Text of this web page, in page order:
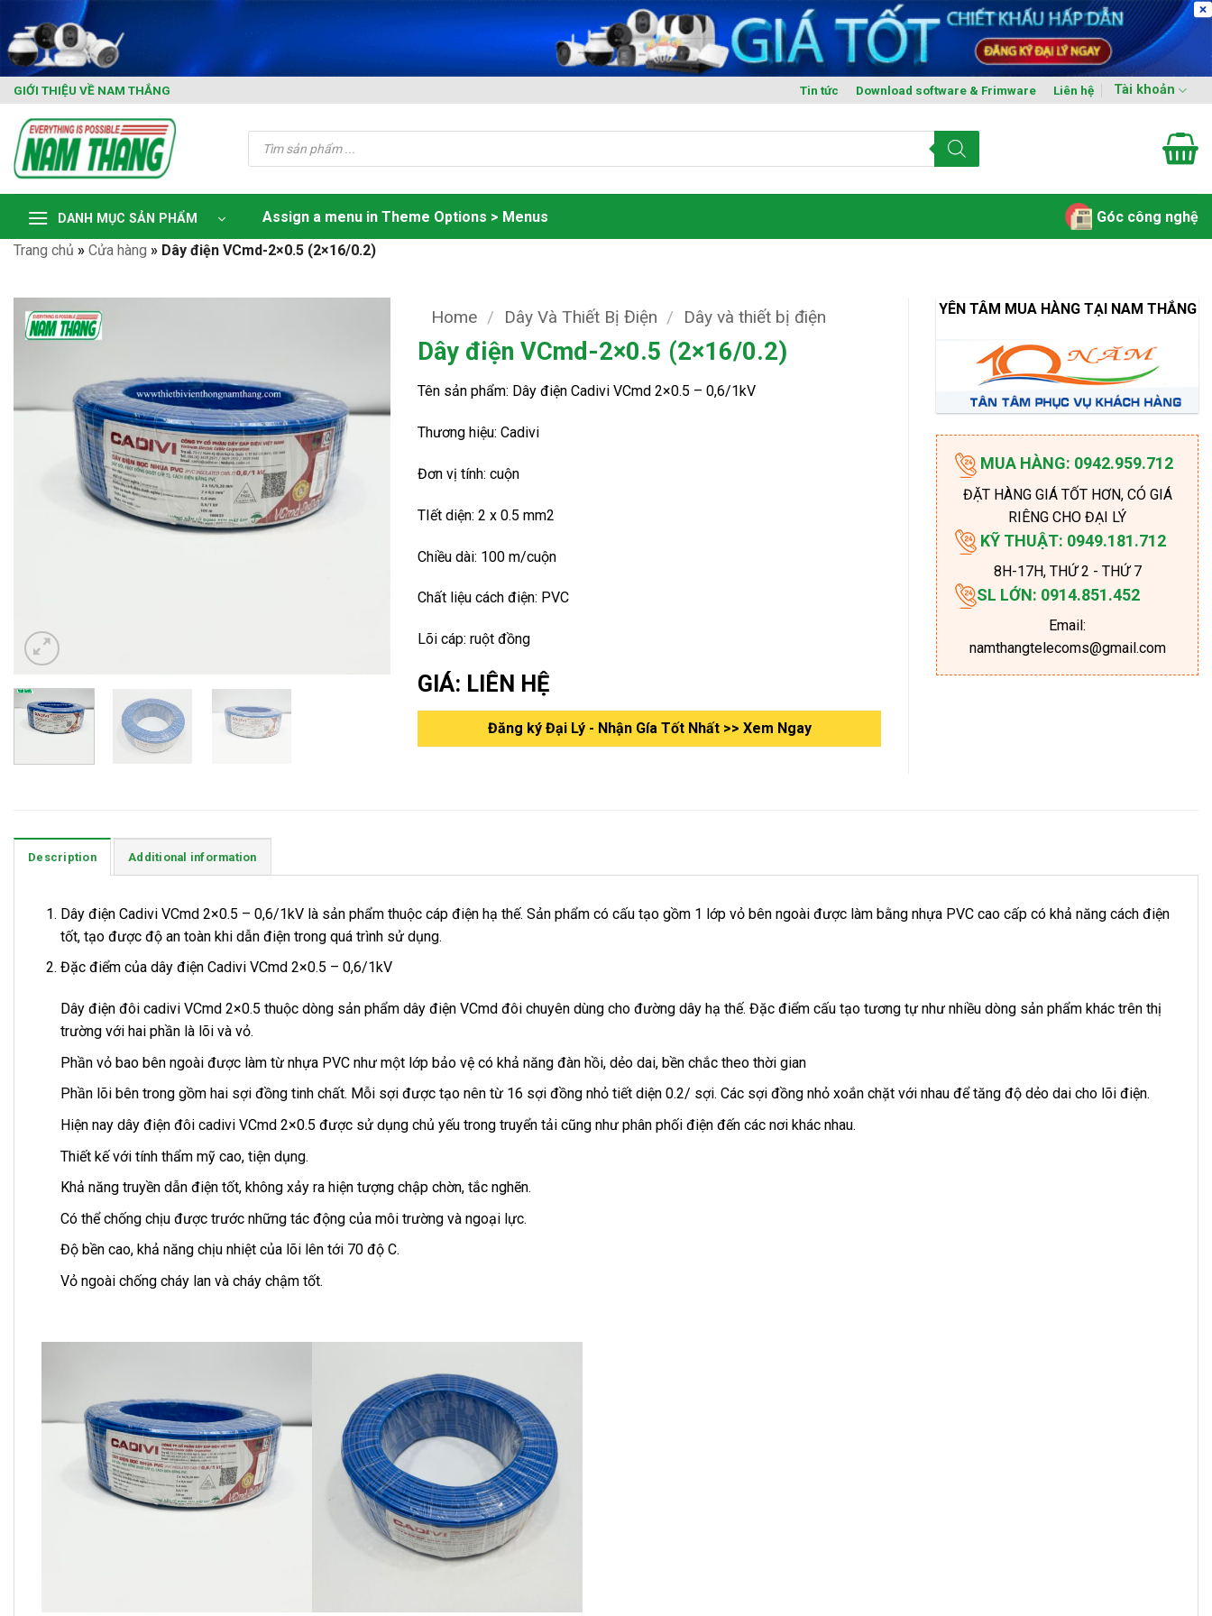
content
GIỚI THIỆU VỀ NAM THẮNG Tin tức Download software & Frimware Liên hệ Tài khoản
Tìm
kiếm
phẩm
DANH MỤC SẢN PHẨM Assign a menu in Theme Options > Menus
Góc công nghệ
Trang chủ » Cửa hàng » Dây điện VCmd-2×0.5 (2×16/0.2)
Home / Dây Và Thiết Bị Điện / Dây và thiết bị điện
Dây điện VCmd-2×0.5 (2×16/0.2)
Tên sản phẩm: Dây điện Cadivi VCmd 2×0.5 – 0,6/1kV
Thương hiệu: Cadivi
Đơn vị tính: cuộn
TIết diện: 2 x 0.5 mm2
Chiều dài: 100 m/cuộn
Chất liệu cách điện: PVC
Lõi cáp: ruột đồng
GIÁ: LIÊN HỆ
Đăng ký Đại Lý - Nhận Gía Tốt Nhất >> Xem Ngay
YÊN TÂM MUA HÀNG TẠI NAM THẮNG
MUA HÀNG: 0942.959.712
ĐẶT HÀNG GIÁ TỐT HƠN, CÓ GIÁ
RIÊNG CHO ĐẠI LÝ
KỸ THUẬT: 0949.181.712
8H-17H, THỨ 2 - THỨ 7
SL LỚN: 0914.851.452
Email:
namthangtelecoms@gmail.com
Description Additional information
Dây điện Cadivi VCmd 2×0.5 – 0,6/1kV là sản phẩm thuộc cáp điện hạ thế. Sản phẩm có cấu tạo gồm 1 lớp vỏ bên ngoài được làm bằng nhựa PVC cao cấp có khả năng cách điện
tốt, tạo được độ an toàn khi dẫn điện trong quá trình sử dụng.
Đặc điểm của dây điện Cadivi VCmd 2×0.5 – 0,6/1kV
Dây điện đôi cadivi VCmd 2×0.5 thuộc dòng sản phẩm dây điện VCmd đôi chuyên dùng cho đường dây hạ thế. Đặc điểm cấu tạo tương tự như nhiều dòng sản phẩm khác trên thị
trường với hai phần là lõi và vỏ.
Phần vỏ bao bên ngoài được làm từ nhựa PVC như một lớp bảo vệ có khả năng đàn hồi, dẻo dai, bền chắc theo thời gian
Phần lõi bên trong gồm hai sợi đồng tinh chất. Mỗi sợi được tạo nên từ 16 sợi đồng nhỏ tiết diện 0.2/ sợi. Các sợi đồng nhỏ xoắn chặt với nhau để tăng độ dẻo dai cho lõi điện.
Hiện nay dây điện đôi cadivi VCmd 2×0.5 được sử dụng chủ yếu trong truyển tải cũng như phân phối điện đến các nơi khác nhau.
Thiết kế với tính thẩm mỹ cao, tiện dụng.
Khả năng truyền dẫn điện tốt, không xảy ra hiện tượng chập chờn, tắc nghẽn.
Có thể chống chịu được trước những tác động của môi trường và ngoại lực.
Độ bền cao, khả năng chịu nhiệt của lõi lên tới 70 độ C.
Vỏ ngoài chống cháy lan và cháy chậm tốt.